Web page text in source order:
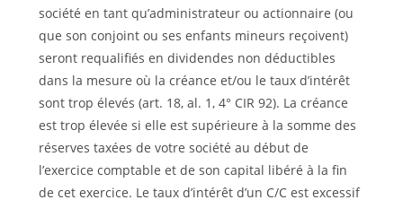
société en tant qu’administrateur ou actionnaire (ou
que son conjoint ou ses enfants mineurs reçoivent)
seront requalifiés en dividendes non déductibles
dans la mesure où la créance et/ou le taux d’intérêt
sont trop élevés (art. 18, al. 1, 4° CIR 92). La créance
est trop élevée si elle est supérieure à la somme des
réserves taxées de votre société au début de
l’exercice comptable et de son capital libéré à la fin
de cet exercice. Le taux d’intérêt d’un C/C est excessif